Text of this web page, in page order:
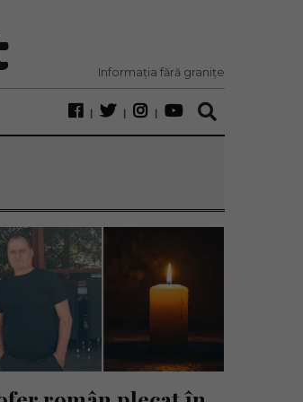
Informația fără granițe